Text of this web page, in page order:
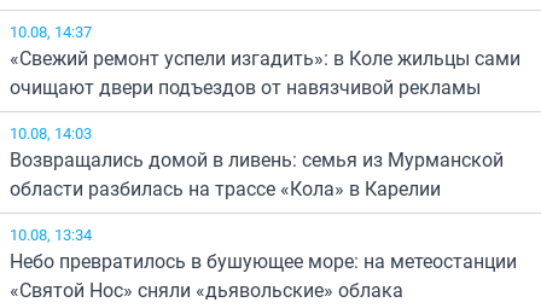
10.08, 14:37
«Свежий ремонт успели изгадить»: в Коле жильцы сами
очищают двери подъездов от навязчивой рекламы
10.08, 14:03
Возвращались домой в ливень: семья из Мурманской
области разбилась на трассе «Кола» в Карелии
10.08, 13:34
Небо превратилось в бушующее море: на метеостанции
«Святой Нос» сняли «дьявольские» облака